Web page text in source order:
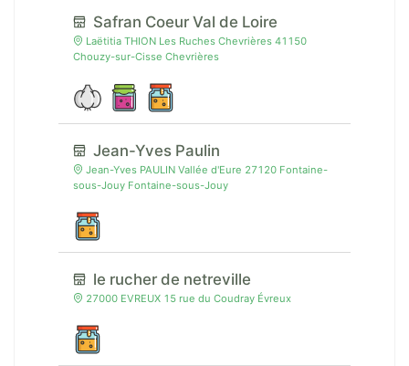
Safran Coeur Val de Loire
Laëtitia THION Les Ruches Chevrières 41150
Chouzy-sur-Cisse Chevrières
Jean-Yves Paulin
Jean-Yves PAULIN Vallée d'Eure 27120 Fontaine-
sous-Jouy Fontaine-sous-Jouy
le rucher de netreville
27000 EVREUX 15 rue du Coudray Évreux